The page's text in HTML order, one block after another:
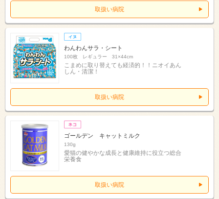
取扱い病院
わんわんサラ・シート
100枚 レギュラー 31×44cm
こまめに取り替えても経済的！！ニオイあん
しん・清潔！
取扱い病院
ゴールデン キャットミルク
130g
愛猫の健やかな成長と健康維持に役立つ総合
栄養食
取扱い病院